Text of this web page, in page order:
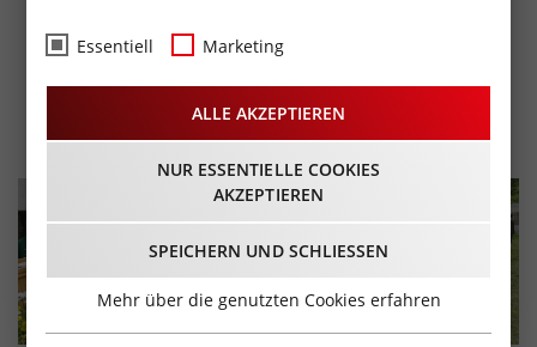
Schützenfest in Zaunhof
im Pitztal
31.05.2026 - Beginn 18:00 Uhr
Essentiell Marketing
ALLE AKZEPTIEREN
NUR ESSENTIELLE COOKIES
AKZEPTIEREN
SPEICHERN UND SCHLIESSEN
Mehr über die genutzten Cookies erfahren